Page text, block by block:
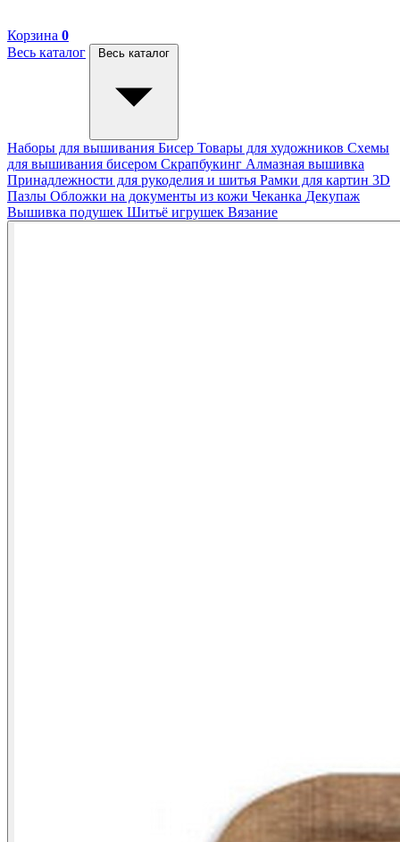
Корзина 0
Весь каталог
Весь каталог
Наборы для вышивания Бисер Товары для художников Схемы
для вышивания бисером Скрапбукинг Алмазная вышивка
Принадлежности для рукоделия и шитья Рамки для картин 3D
Пазлы Обложки на документы из кожи Чеканка Декупаж
Вышивка подушек Шитьё игрушек Вязание